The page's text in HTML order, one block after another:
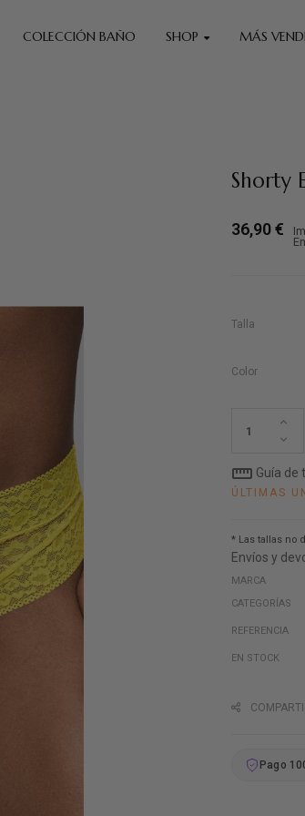
COLECCIÓN BAÑO SHOP MÁS
Shorty
36,90 €
Talla
Color
straighten Guía de
ÚLTIMAS
* Las tallas no
Envíos y
MARCA
CATEGORÍAS
REFERENCIA
EN STOCK
Pago